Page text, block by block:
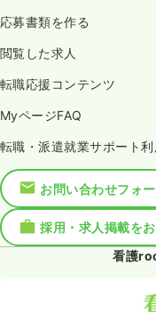
応募書類を作る
閲覧した求人
転職応援コンテンツ
MyページFAQ
転職・派遣就業サポート
お問い合わせフォ
採用・求人掲載を
看護